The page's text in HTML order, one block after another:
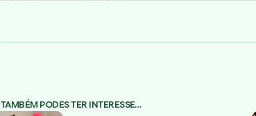
TAMBÉM PODES TER INTERESSE…